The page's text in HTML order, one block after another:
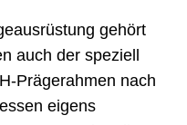
gehört
auch der speziell
Prägerahmen nach
eigens